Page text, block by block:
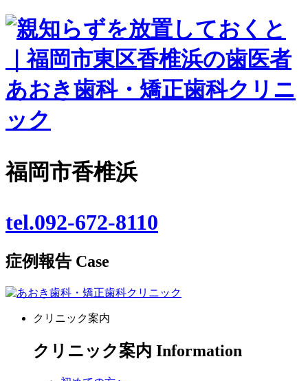
福岡市香椎浜
tel.092-672-8110
症例報告 Case
クリニック案内
クリニック案内 Information